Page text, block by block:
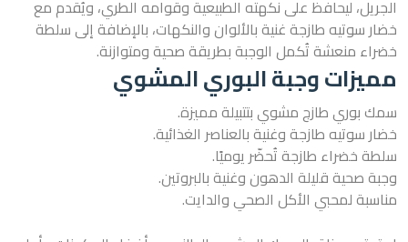
الجريل، ليحافظ على نكهته الطبيعية وقوامه الطري، ويُقدم مع
خضار سوتيه طازجة غنية بالألوان والنكهات، بالإضافة إلى سلطة
خضراء منعشة تُكمل الوجبة بطريقة صحية ومتوازنة.
مميزات وجبة البوري المشوي
سمك بوري طازج مشوي بتتبيلة مميزة.
خضار سوتيه طازجة وغنية بالعناصر الغذائية.
سلطة خضراء طازجة تُحضّر يوميًا.
وجبة صحية قليلة الدهون وغنية بالبروتين.
مناسبة لمحبي الأكل الصحي والدايت.